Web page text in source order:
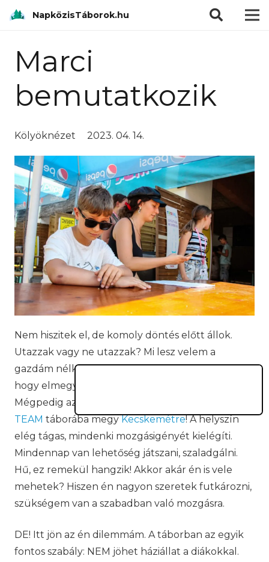
NapközisTáborok.hu
Marci
bemutatkozik
Kölyöknézet 2023. 04. 14.
Nem hiszitek el, de komoly döntés előtt állok.
Utazzak vagy ne utazzak? Mi lesz velem a
gazdám nélkül? Képzeljétek el, azt hallottam,
hogy elmegy a gazdim nyaralni, táborozni.
Mégpedig azt mondták a szülei, hogy a
TEAM táborába megyKecskemétre! A helyszín
elég tágas, mindenki mozgásigényét kielégíti.
Mindennap van lehetőség játszani, szaladgálni.
Hű, ez remekül hangzik! Akkor akár én is vele
mehetek? Hiszen én nagyon szeretek futkározni,
szükségem van a szabadban való mozgásra.
DE! Itt jön az én dilemmám. A táborban az egyik
fontos szabály: NEM jöhet háziállat a diákokkal.